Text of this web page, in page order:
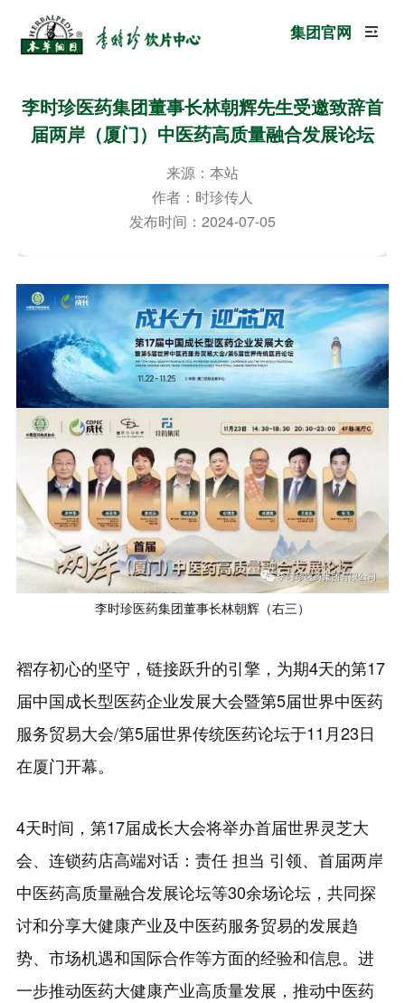
集团官网
李时珍医药集团董事长林朝辉先生受邀致辞首
届两岸（厦门）中医药高质量融合发展论坛
来源：本站
作者：时珍传人
发布时间：2024-07-05
李时珍医药集团董事长林朝辉（右三）
褶存初心的坚守，链接跃升的引擎，为期4天的第17
届中国成长型医药企业发展大会暨第5届世界中医药
服务贸易大会/第5届世界传统医药论坛于11月23日
在厦门开幕。
4天时间，第17届成长大会将举办首届世界灵芝大
会、连锁药店高端对话：责任 担当 引领、首届两岸
中医药高质量融合发展论坛等30余场论坛，共同探
讨和分享大健康产业及中医药服务贸易的发展趋
势、市场机遇和国际合作等方面的经验和信息。进
一步推动医药大健康产业高质量发展，推动中医药